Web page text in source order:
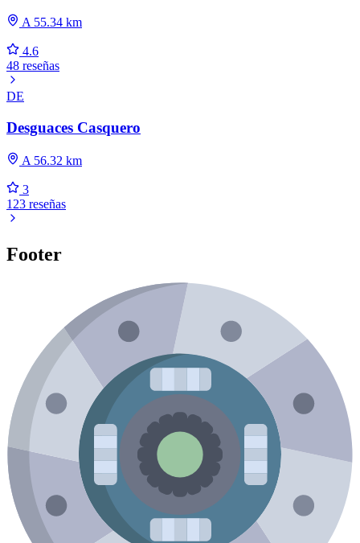
A 55.34 km
4.6
48 reseñas
DE
Desguaces Casquero
A 56.32 km
3
123 reseñas
Footer